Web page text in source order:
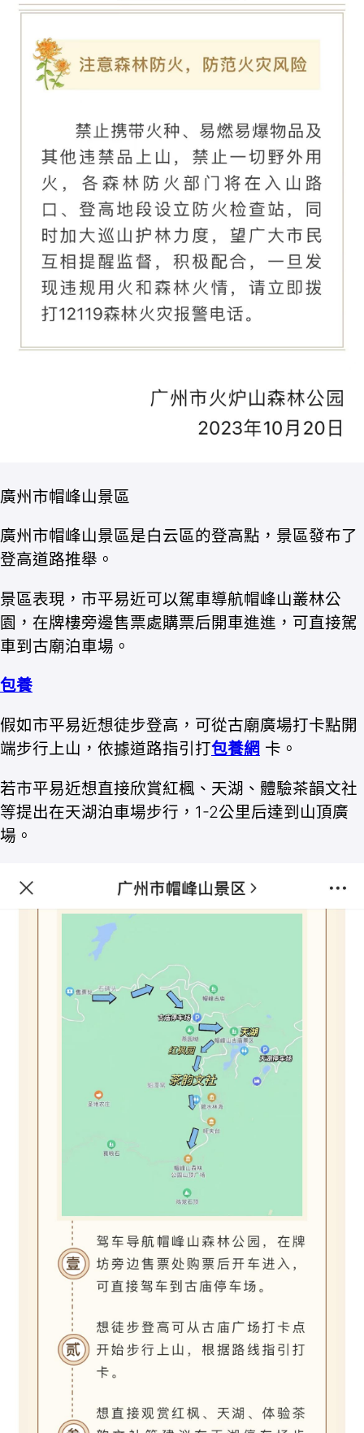
廣州市帽峰山景區
廣州市帽峰山景區是白云區的登高點，景區發布了
登高道路推舉。
景區表現，市平易近可以駕車導航帽峰山叢林公
園，在牌樓旁邊售票處購票后開車進進，可直接駕
車到古廟泊車場。
包養
假如市平易近想徒步登高，可從古廟廣場打卡點開
端步行上山，依據道路指引打包養網 卡。
若市平易近想直接欣賞紅楓、天湖、體驗茶韻文社
等提出在天湖泊車場步行，1-2公里后達到山頂廣
場。